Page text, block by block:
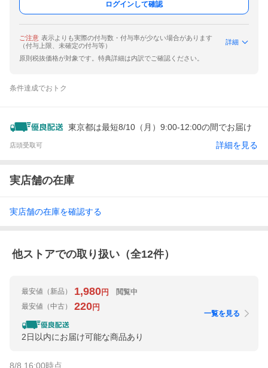
ログインして確認
ご注意 表示よりも実際の付与数・付与率が少ない場合があります
（付与上限、未確定の付与等）
詳細
原則税抜価格が対象です。特典詳細は内訳でご確認ください。
条件達成でおトク
東京都は最短8/10（月）9:00-12:00の間でお届け
店頭受取可 詳細を見る
実店舗の在庫
実店舗の在庫を確認する
他ストアでの取り扱い（全12件）
最安値 （新品） 1,980円
閲覧中
最安値 （中古） 220円
2日以内にお届け可能な商品あり
一覧を見る
8/8 16:00時点